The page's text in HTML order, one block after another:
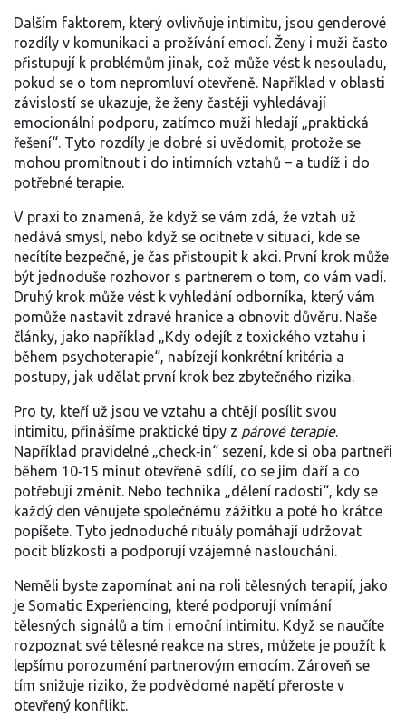
Dalším faktorem, který ovlivňuje intimitu, jsou genderové
rozdíly v komunikaci a prožívání emocí. Ženy i muži často
přistupují k problémům jinak, což může vést k nesouladu,
pokud se o tom nepromluví otevřeně. Například v oblasti
závislostí se ukazuje, že ženy častěji vyhledávají
emocionální podporu, zatímco muži hledají „praktická
řešení“. Tyto rozdíly je dobré si uvědomit, protože se
mohou promítnout i do intimních vztahů – a tudíž i do
potřebné terapie.
V praxi to znamená, že když se vám zdá, že vztah už
nedává smysl, nebo když se ocitnete v situaci, kde se
necítíte bezpečně, je čas přistoupit k akci. První krok může
být jednoduše rozhovor s partnerem o tom, co vám vadí.
Druhý krok může vést k vyhledání odborníka, který vám
pomůže nastavit zdravé hranice a obnovit důvěru. Naše
články, jako například „Kdy odejít z toxického vztahu i
během psychoterapie“, nabízejí konkrétní kritéria a
postupy, jak udělat první krok bez zbytečného rizika.
Pro ty, kteří už jsou ve vztahu a chtějí posílit svou
intimitu, přinášíme praktické tipy z párové terapie.
Například pravidelné „check‑in“ sezení, kde si oba partneři
během 10‑15 minut otevřeně sdílí, co se jim daří a co
potřebují změnit. Nebo technika „dělení radosti“, kdy se
každý den věnujete společnému zážitku a poté ho krátce
popíšete. Tyto jednoduché rituály pomáhají udržovat
pocit blízkosti a podporují vzájemné naslouchání.
Neměli byste zapomínat ani na roli tělesných terapií, jako
je Somatic Experiencing, které podporují vnímání
tělesných signálů a tím i emoční intimitu. Když se naučíte
rozpoznat své tělesné reakce na stres, můžete je použít k
lepšímu porozumění partnerovým emocím. Zároveň se
tím snižuje riziko, že podvědomé napětí přeroste v
otevřený konflikt.